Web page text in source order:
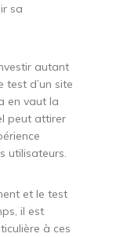
sa
autant
d’un site
en vaut la
peut attirer
utilisateurs.
et le test
il est
à ces